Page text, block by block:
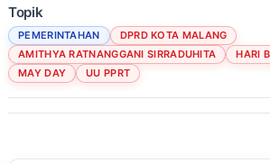
Topik
PEMERINTAHAN
DPRD KOTA MALANG
AMITHYA RATNANGGANI SIRRADUHITA
HARI
MAY DAY
UU PPRT